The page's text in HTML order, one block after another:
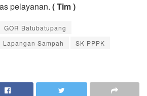
pelayanan. ( Tim )
GOR Batubatupang
Lapangan Sampah
SK PPPK